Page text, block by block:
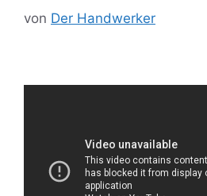
von Der Handwerker